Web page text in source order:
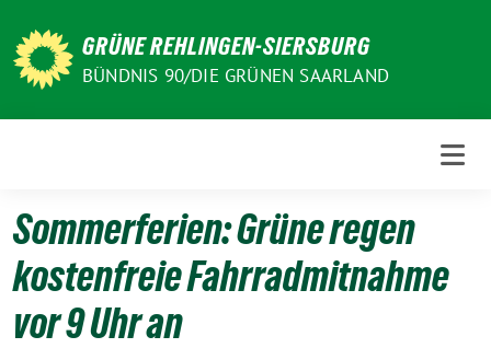
zum
Inhalt
GRÜNE REHLINGEN-SIERSBURG
BÜNDNIS 90/DIE GRÜNEN SAARLAND
Sommerferien: Grüne regen
kostenfreie Fahrradmitnahme
vor 9 Uhr an